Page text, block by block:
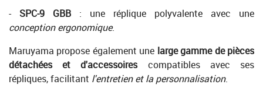
- SPC-9 GBB : une réplique polyvalente avec une
conception ergonomique.
Maruyama propose également une large gamme de pièces
détachées et d'accessoirescompatibles avec ses
répliques, facilitant l'entretien et la personnalisation.